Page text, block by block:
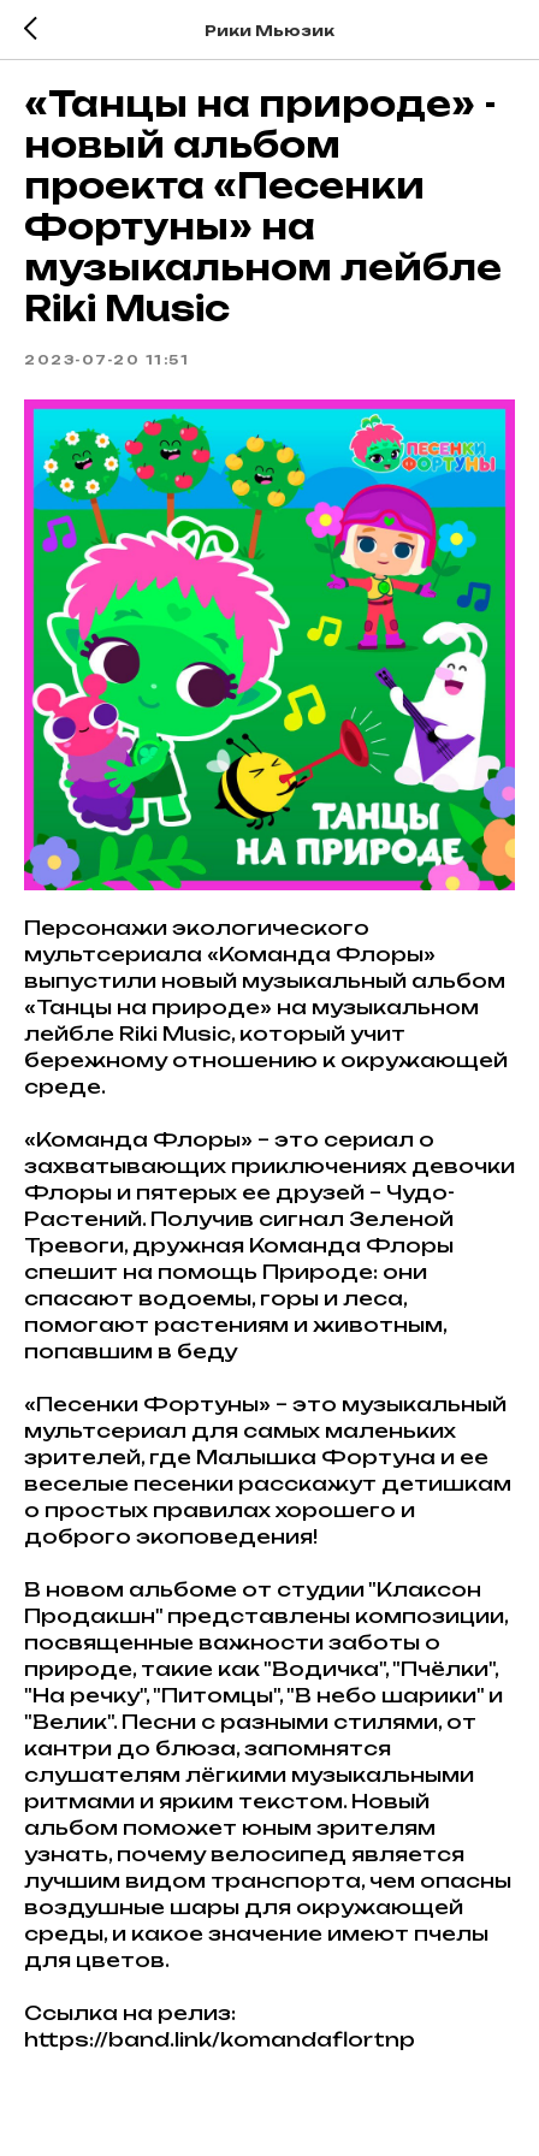
Рики Мьюзик
«Танцы на природе» -
новый альбом
проекта «Песенки
Фортуны» на
музыкальном лейбле
Riki Music
2023-07-20 11:51
Персонажи экологического
мультсериала «Команда Флоры»
выпустили новый музыкальный альбом
«Танцы на природе» на музыкальном
лейбле Riki Music, который учит
бережному отношению к окружающей
среде.
«Команда Флоры» – это сериал о
захватывающих приключениях девочки
Флоры и пятерых ее друзей – Чудо-
Растений. Получив сигнал Зеленой
Тревоги, дружная Команда Флоры
спешит на помощь Природе: они
спасают водоемы, горы и леса,
помогают растениям и животным,
попавшим в беду
«Песенки Фортуны» – это музыкальный
мультсериал для самых маленьких
зрителей, где Малышка Фортуна и ее
веселые песенки расскажут детишкам
о простых правилах хорошего и
доброго экоповедения!
В новом альбоме от студии "Клаксон
Продакшн" представлены композиции,
посвященные важности заботы о
природе, такие как "Водичка", "Пчёлки",
"На речку", "Питомцы", "В небо шарики" и
"Велик". Песни с разными стилями, от
кантри до блюза, запомнятся
слушателям лёгкими музыкальными
ритмами и ярким текстом. Новый
альбом поможет юным зрителям
узнать, почему велосипед является
лучшим видом транспорта, чем опасны
воздушные шары для окружающей
среды, и какое значение имеют пчелы
для цветов.
Ссылка на релиз:
https://band.link/komandaflortnp